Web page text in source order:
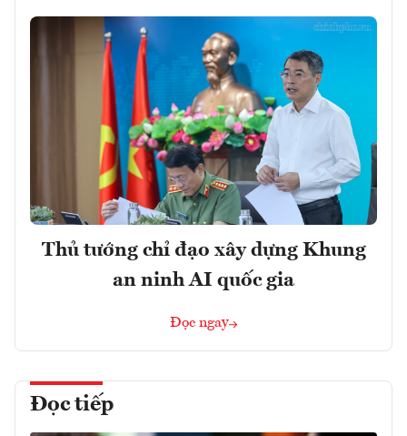
Thủ tướng chỉ đạo xây dựng Khung
an ninh AI quốc gia
Đọc ngay
Đọc tiếp